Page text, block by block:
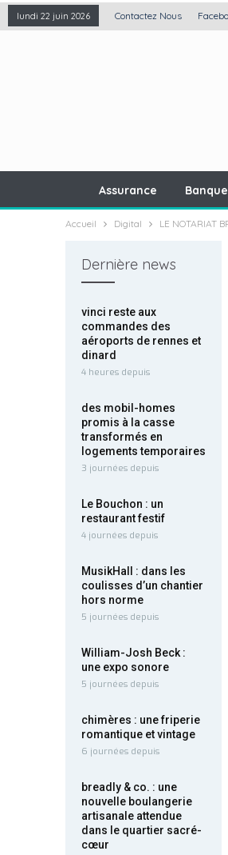
lundi 22 juin 2026 Contactez Nous
Assurance
Accueil Digital LE NOTARIAT
Dernière news
vinci reste aux
commandes des
aéroports de rennes et
dinard
4 heures depuis
des mobil-homes
promis à la casse
transformés en
logements temporaires
3 journées depuis
Le Bouchon : un
restaurant festif
4 journées depuis
MusikHall : dans les
coulisses d’un chantier
hors norme
5 journées depuis
William-Josh Beck :
une expo sonore
5 journées depuis
chimères : une friperie
romantique et vintage
6 journées depuis
breadly & co. : une
nouvelle boulangerie
artisanale attendue
dans le quartier sacré-
cœur